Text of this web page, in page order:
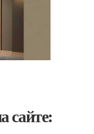
сайте: